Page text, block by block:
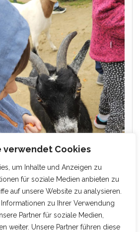
verwendet Cookies
um Inhalte und Anzeigen zu
für soziale Medien anbieten zu
auf unsere Website zu analysieren.
zu Ihrer Verwendung
Partner für soziale Medien,
weiter. Unsere Partner führen diese